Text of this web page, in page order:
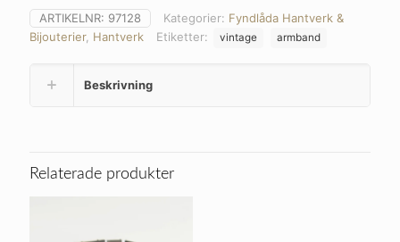
vintage
hantverk.
Kombination
armringar.
ARTIKELNR: 97128 Kategorier: Fyndlåda Hantverk &
Bijouterier, Hantverk Etiketter: vintage armband
Beskrivning
Relaterade produkter